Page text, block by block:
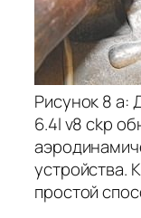
Рисунок 8 a:
6.4l v8 ckp
устройства.
простой